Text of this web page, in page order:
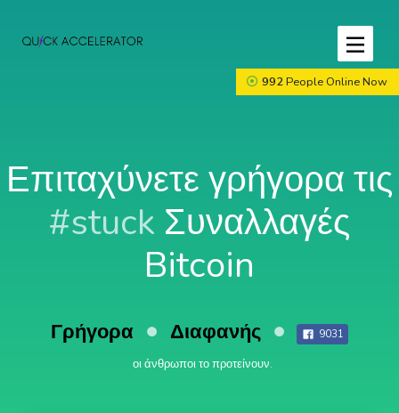
Επιταχύνετε γρήγορα τις
#stuck Συναλλαγές
Bitcoin
Γρήγορα Διαφανής 9031
οι άνθρωποι το προτείνουν.
992People Online Now